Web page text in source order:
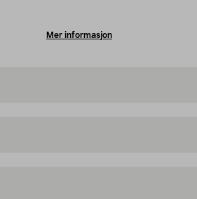
Mer informasjon